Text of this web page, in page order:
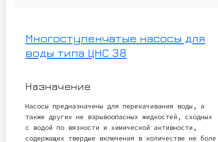
Многоступенчатые насосы для
воды типа ЦНС 38
Назначение
Насосы предназначены для перекачивания воды, а
также других не взрывоопасных жидкостей, сходных
с водой по вязкости и химической активности,
содержащих твердые включения в количестве не боле